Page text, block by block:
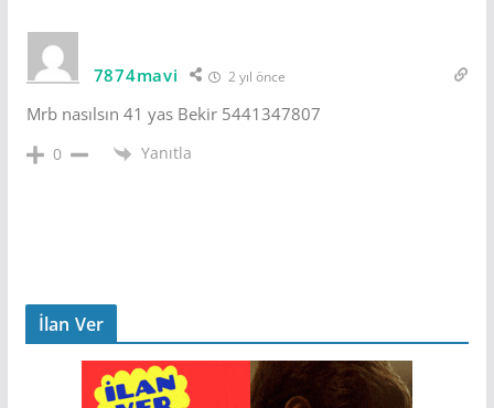
7874mavi 2 yıl önce
Mrb nasılsın 41 yas Bekir 5441347807
0 Yanıtla
İlan Ver